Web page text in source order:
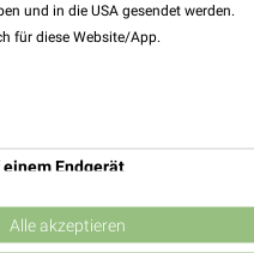
für Trier
und in die USA gesendet werden.
für diese Website/App.
Endgerät
Alle akzeptieren